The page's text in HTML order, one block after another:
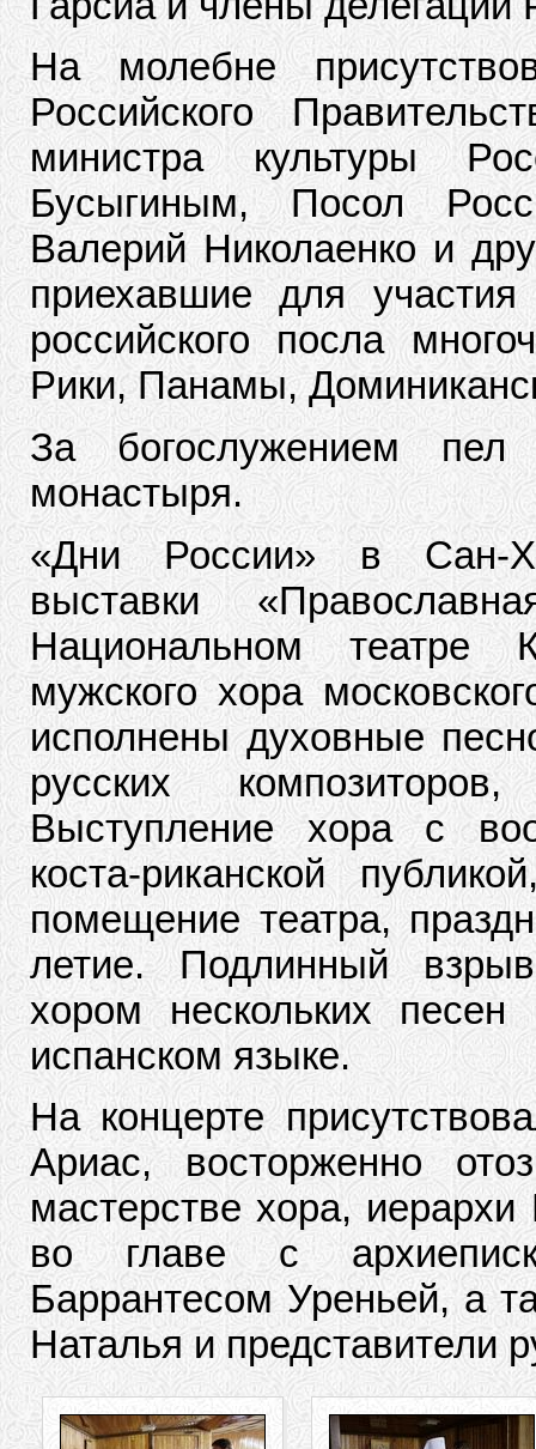
На молебне
Российского
министра культуры
Бусыгиным, Посол
Валерий Николаенко и
приехавшие для
российского посла
Рики, Панамы,
За богослужением пел
монастыря.
«Дни России» в Сан-
выставки
Национальном театре
мужского хора
исполнены духовные
русских
Выступление хора с
коста-риканской
помещение театра,
летие. Подлинный
хором нескольких
испанском языке.
На концерте
Ариас, восторженно
мастерстве хора,
во главе с
Баррантесом Уреньей, а
Наталья и представители